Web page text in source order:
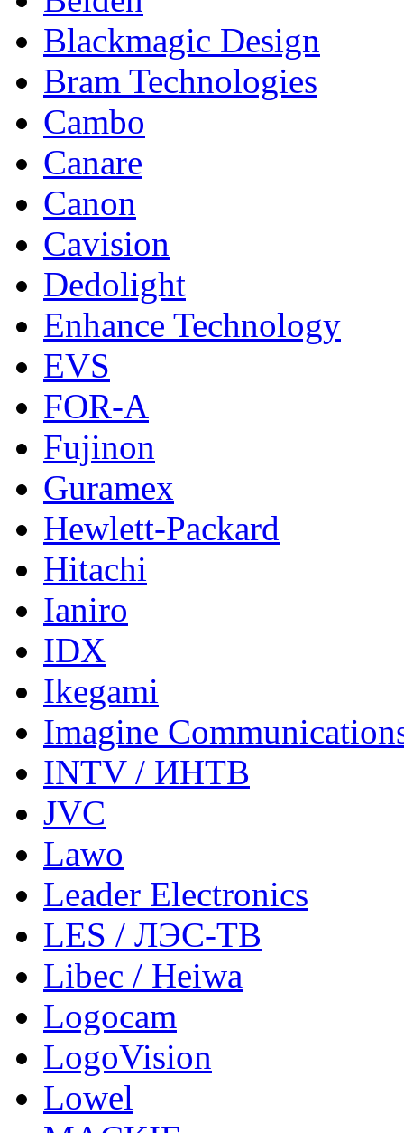
Blackmagic Design
Bram Technologies
Cambo
Canare
Canon
Cavision
Dedolight
Enhance Technology
EVS
FOR-A
Fujinon
Guramex
Hewlett-Packard
Hitachi
Ianiro
IDX
Ikegami
Imagine
INTV / ИНТВ
JVC
Lawo
Leader Electronics
LES / ЛЭС-ТВ
Libec / Heiwa
Logocam
LogoVision
Lowel